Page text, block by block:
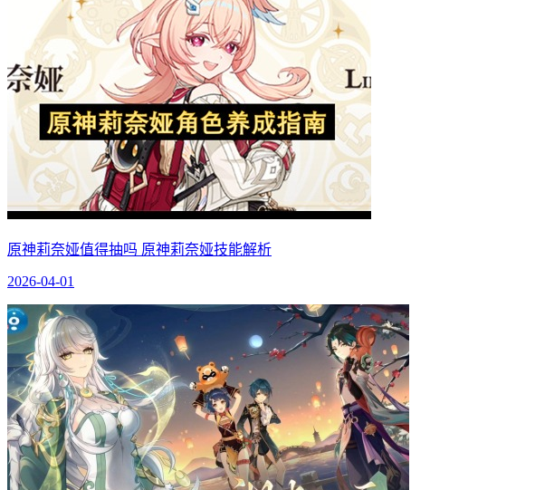
原神莉奈娅值得抽吗 原神莉奈娅技能解析
2026-04-01